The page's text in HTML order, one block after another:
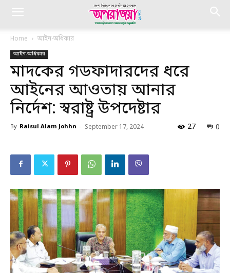
Home আইন-অধিকার
আইন-অধিকার
মাদকের গডফাদারদের ধরে
আইনের আওতায় আনার
নির্দেশ: স্বরাষ্ট্র উপদেষ্টার
By Raisul Alam Johhn - September 17, 2024 0
27